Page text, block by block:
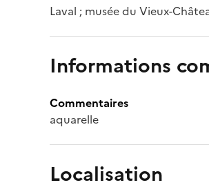
Laval ; musée du Vieux-
Informations
Commentaires
aquarelle
Localisation